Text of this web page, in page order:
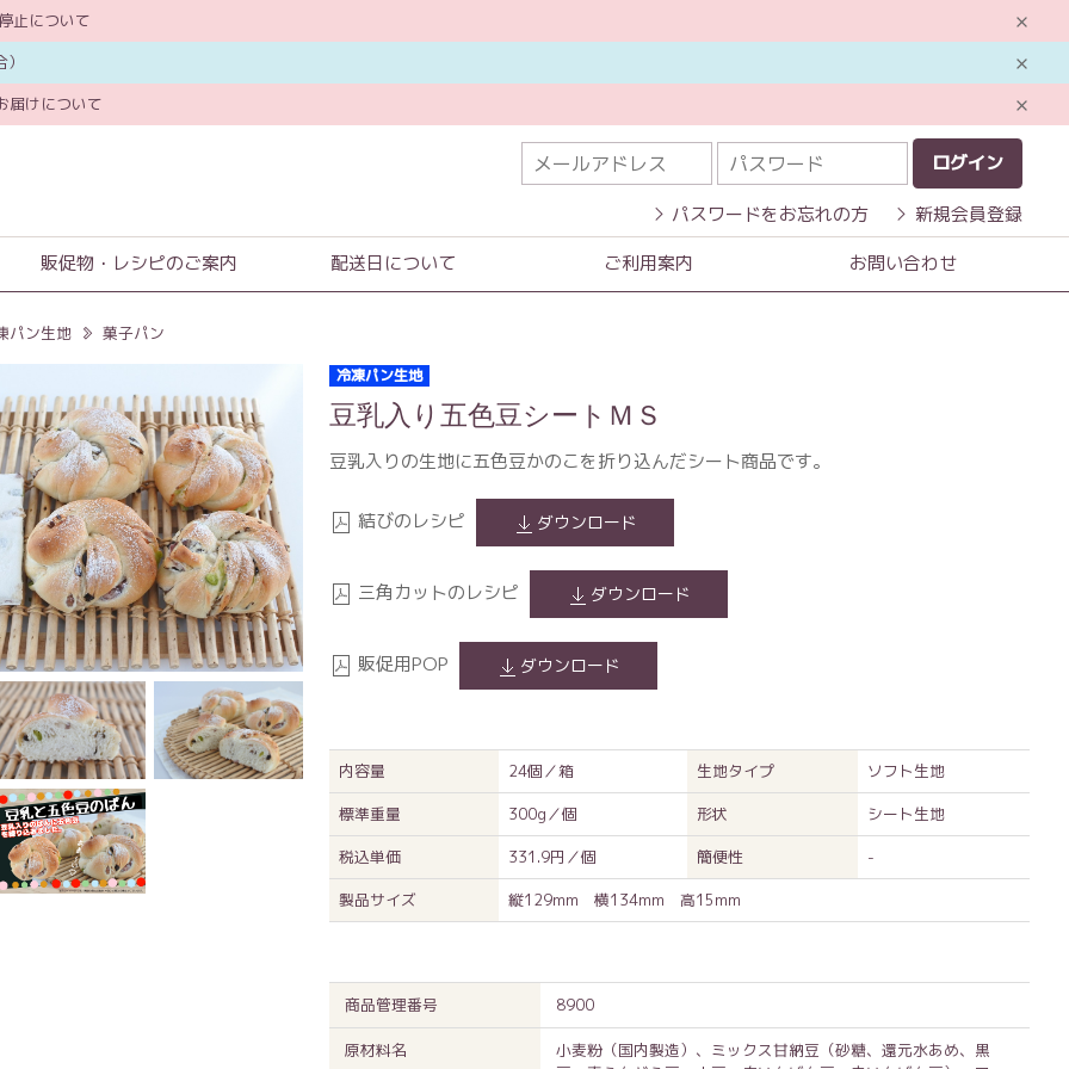
止について
届けについて
ログイン
パスワードをお忘れの方
新規会員登録
販促物・レシピのご案内
配送日について ご利用案内 お問い合わせ
パン生地 菓子パン
冷凍パン生地
豆乳入り五色豆シートＭＳ
豆乳入りの生地に五色豆かのこを折り込んだシート商品です。
結びのレシピ ダウンロード
三角カットのレシピ ダウンロード
販促用POP ダウンロード
内容量 24個／箱 生地タイプ
ソフト生地
標準重量
300g／個 形状
シート生地
税込単価
331.9円／個 簡便性
-
製品サイズ
縦129mm 横134mm 高15mm
商品管理番号 8900
原材料名
小麦粉（国内製造）、ミックス甘納豆（砂糖、還元水あめ、黒